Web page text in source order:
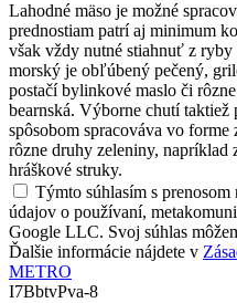
Lahodné mäso je možné
prednostiam patrí aj minimum
však vždy nutné stiahnuť z
morský je obľúbený pečený,
postačí bylinkové maslo či
bearnská. Výborne chutí taktiež
spôsobom spracováva vo
rôzne druhy zeleniny, napríklad
hráškové struky.
Týmto súhlasím s
údajov o používaní,
Google LLC. Svoj súhlas
Ďalšie informácie nájdete v
METRO
I7BbtvPva-8